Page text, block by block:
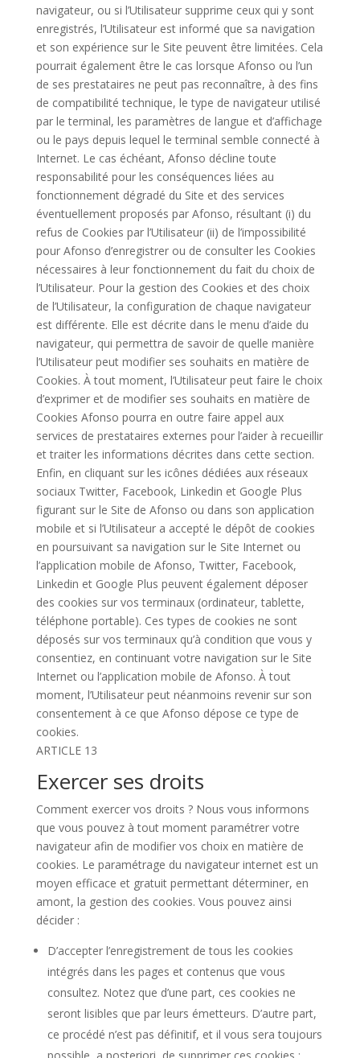
navigateur, ou si l’Utilisateur supprime ceux qui y sont
enregistrés, l’Utilisateur est informé que sa navigation
et son expérience sur le Site peuvent être limitées. Cela
pourrait également être le cas lorsque Afonso ou l’un
de ses prestataires ne peut pas reconnaître, à des fins
de compatibilité technique, le type de navigateur utilisé
par le terminal, les paramètres de langue et d’affichage
ou le pays depuis lequel le terminal semble connecté à
Internet. Le cas échéant, Afonso décline toute
responsabilité pour les conséquences liées au
fonctionnement dégradé du Site et des services
éventuellement proposés par Afonso, résultant (i) du
refus de Cookies par l’Utilisateur (ii) de l’impossibilité
pour Afonso d’enregistrer ou de consulter les Cookies
nécessaires à leur fonctionnement du fait du choix de
l’Utilisateur. Pour la gestion des Cookies et des choix
de l’Utilisateur, la configuration de chaque navigateur
est différente. Elle est décrite dans le menu d’aide du
navigateur, qui permettra de savoir de quelle manière
l’Utilisateur peut modifier ses souhaits en matière de
Cookies. À tout moment, l’Utilisateur peut faire le choix
d’exprimer et de modifier ses souhaits en matière de
Cookies Afonso pourra en outre faire appel aux
services de prestataires externes pour l’aider à recueillir
et traiter les informations décrites dans cette section.
Enfin, en cliquant sur les icônes dédiées aux réseaux
sociaux Twitter, Facebook, Linkedin et Google Plus
figurant sur le Site de Afonso ou dans son application
mobile et si l’Utilisateur a accepté le dépôt de cookies
en poursuivant sa navigation sur le Site Internet ou
l’application mobile de Afonso, Twitter, Facebook,
Linkedin et Google Plus peuvent également déposer
des cookies sur vos terminaux (ordinateur, tablette,
téléphone portable). Ces types de cookies ne sont
déposés sur vos terminaux qu’à condition que vous y
consentiez, en continuant votre navigation sur le Site
Internet ou l’application mobile de Afonso. À tout
moment, l’Utilisateur peut néanmoins revenir sur son
consentement à ce que Afonso dépose ce type de
cookies.
ARTICLE 13
Exercer ses droits
Comment exercer vos droits ? Nous vous informons
que vous pouvez à tout moment paramétrer votre
navigateur afin de modifier vos choix en matière de
cookies. Le paramétrage du navigateur internet est un
moyen efficace et gratuit permettant déterminer, en
amont, la gestion des cookies. Vous pouvez ainsi
décider :
D’accepter l’enregistrement de tous les cookies
intégrés dans les pages et contenus que vous
consultez. Notez que d’une part, ces cookies ne
seront lisibles que par leurs émetteurs. D’autre part,
ce procédé n’est pas définitif, et il vous sera toujours